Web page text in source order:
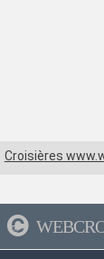
Croisières